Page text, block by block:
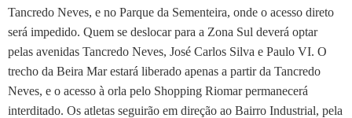
Tancredo Neves, e no Parque da Sementeira, onde o acesso direto
será impedido. Quem se deslocar para a Zona Sul deverá optar
pelas avenidas Tancredo Neves, José Carlos Silva e Paulo VI. O
trecho da Beira Mar estará liberado apenas a partir da Tancredo
Neves, e o acesso à orla pelo Shopping Riomar permanecerá
interditado. Os atletas seguirão em direção ao Bairro Industrial, pela